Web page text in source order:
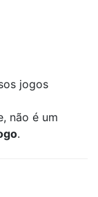
jogos
não é um
.